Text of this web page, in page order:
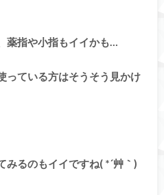
薬指や小指もイイかも…
っている方はそうそう見かけ
みるのもイイですね( *´艸｀)